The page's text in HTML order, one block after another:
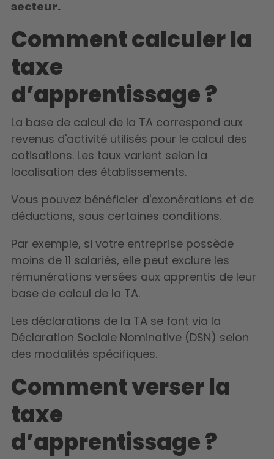
secteur.
Comment calculer la
taxe
d’apprentissage ?
La base de calcul de la TA correspond aux
revenus d'activité utilisés pour le calcul des
cotisations. Les taux varient selon la
localisation des établissements.
Vous pouvez bénéficier d'exonérations et de
déductions, sous certaines conditions.
Par exemple, si votre entreprise possède
moins de 11 salariés, elle peut exclure les
rémunérations versées aux apprentis de leur
base de calcul de la TA.
Les déclarations de la TA se font via la
Déclaration Sociale Nominative (DSN) selon
des modalités spécifiques.
Comment verser la
taxe
d’apprentissage ?